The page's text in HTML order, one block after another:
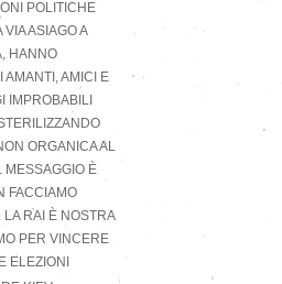
POLITICHE
ASIAGO A
HANNO
AMANTI, AMICI E
IMPROBABILI
ORGANICA AL
MESSAGGIO È
FACCIAMO
LA RAI È NOSTRA
PER VINCERE
ELEZIONI